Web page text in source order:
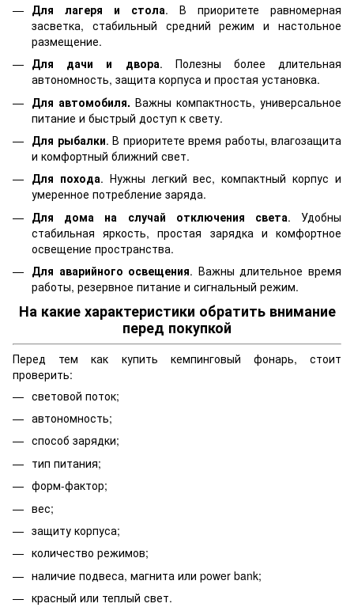
Для лагеря и стола. В приоритете равномерная
засветка, стабильный средний режим и настольное
размещение.
Для дачи и двора. Полезны более длительная
автономность, защита корпуса и простая установка.
Для автомобиля. Важны компактность, универсальное
питание и быстрый доступ к свету.
Для рыбалки. В приоритете время работы, влагозащита
и комфортный ближний свет.
Для похода. Нужны легкий вес, компактный корпус и
умеренное потребление заряда.
Для дома на случай отключения света. Удобны
стабильная яркость, простая зарядка и комфортное
освещение пространства.
Для аварийного освещения. Важны длительное время
работы, резервное питание и сигнальный режим.
На какие характеристики обратить внимание
перед покупкой
Перед тем как купить кемпинговый фонарь, стоит
проверить:
световой поток;
автономность;
способ зарядки;
тип питания;
форм-фактор;
вес;
защиту корпуса;
количество режимов;
наличие подвеса, магнита или power bank;
красный или теплый свет.